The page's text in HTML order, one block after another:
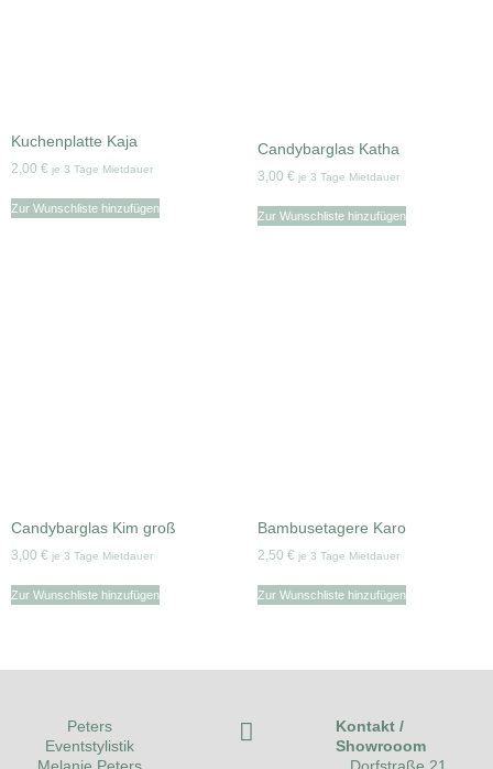
Kuchenplatte Kaja
2,00 € je 3 Tage Mietdauer
Zur Wunschliste hinzufügen
Candybarglas Katha
3,00 € je 3 Tage Mietdauer
Zur Wunschliste hinzufügen
Candybarglas Kim groß
3,00 € je 3 Tage Mietdauer
Zur Wunschliste hinzufügen
Bambusetagere Karo
2,50 € je 3 Tage Mietdauer
Zur Wunschliste hinzufügen
Peters
Eventstylistik
Kontakt /
Showrooom